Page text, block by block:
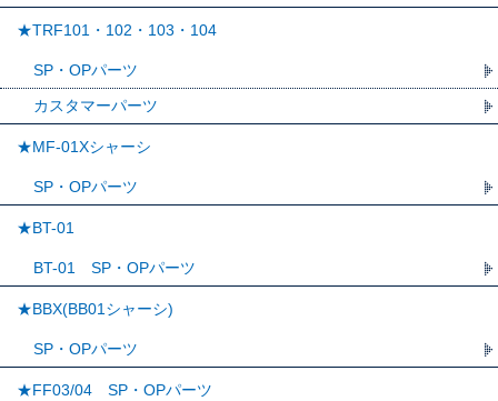
★TRF101・102・103・104
SP・OPパーツ
カスタマーパーツ
★MF-01Xシャーシ
SP・OPパーツ
★BT-01
BT-01 SP・OPパーツ
★BBX(BB01シャーシ)
SP・OPパーツ
★FF03/04 SP・OPパーツ